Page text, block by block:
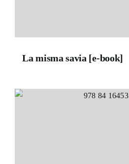
La misma savia [e-book]